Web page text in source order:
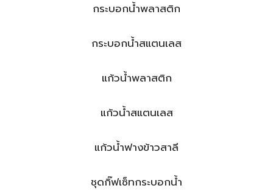
กระบอกน้ำพลาสติก
กระบอกน้ำสแตนเลส
แก้วน้ำพลาสติก
แก้วน้ำสแตนเลส
แก้วน้ำฟางข้าวสาลี
ชุดกิ๊ฟเซ็ทกระบอกน้ำ